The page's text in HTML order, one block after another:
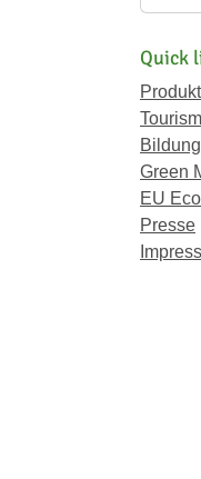
Quick
Bildung
Green
EU
Presse